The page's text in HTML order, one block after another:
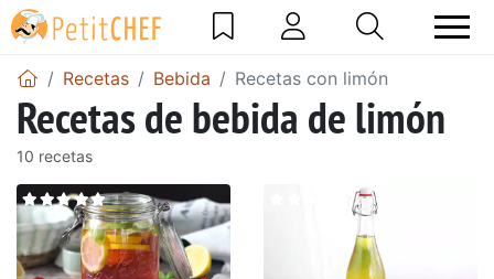
Recetas Bebida Recetas con limón
Recetas de bebida de limón
10 recetas